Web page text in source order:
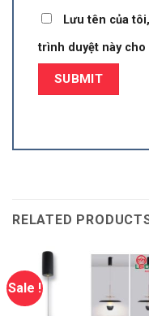
Lưu tên của
trình duyệt này
RELATED
Sale !